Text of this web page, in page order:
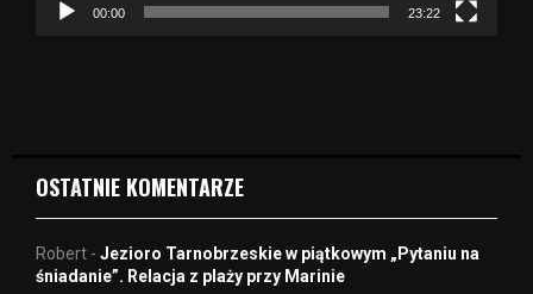
00:00 23:22
OSTATNIE KOMENTARZE
Robert - Jezioro Tarnobrzeskie w piątkowym „Pytaniu na
śniadanie”. Relacja z plaży przy Marinie